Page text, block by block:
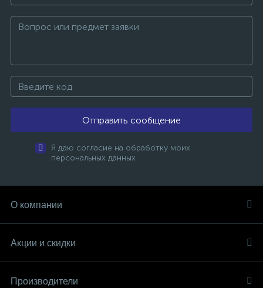
Отправить сообщение
Я даю согласие на обработку моих
персональных данных
О компании
Акции и скидки
Производители